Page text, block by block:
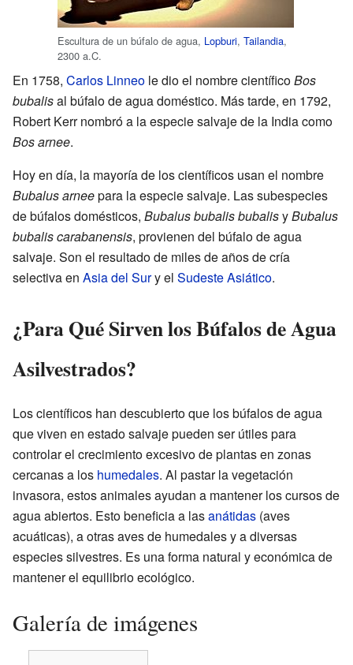
Escultura de un búfalo de agua, Lopburi, Tailandia,
2300 a.C.
En 1758, Carlos Linneo le dio el nombre científicoBos
bubalisal búfalo de agua doméstico. Más tarde, en 1792,
Robert Kerr nombró a la especie salvaje de la India como
Bos arnee.
Hoy en día, la mayoría de los científicos usan el nombre
Bubalus arneepara la especie salvaje. Las subespecies
de búfalos domésticos, Bubalus bubalis bubalisyBubalus
bubalis carabanensis, provienen del búfalo de agua
salvaje. Son el resultado de miles de años de cría
selectiva en Asia del Sury el Sudeste Asiático.
¿Para Qué Sirven los Búfalos de Agua
Asilvestrados?
Los científicos han descubierto que los búfalos de agua
que viven en estado salvaje pueden ser útiles para
controlar el crecimiento excesivo de plantas en zonas
cercanas a los humedales. Al pastar la vegetación
invasora, estos animales ayudan a mantener los cursos de
agua abiertos. Esto beneficia a lasanátidas (aves
acuáticas), a otras aves de humedales y a diversas
especies silvestres. Es una forma natural y económica de
mantener el equilibrio ecológico.
Galería de imágenes